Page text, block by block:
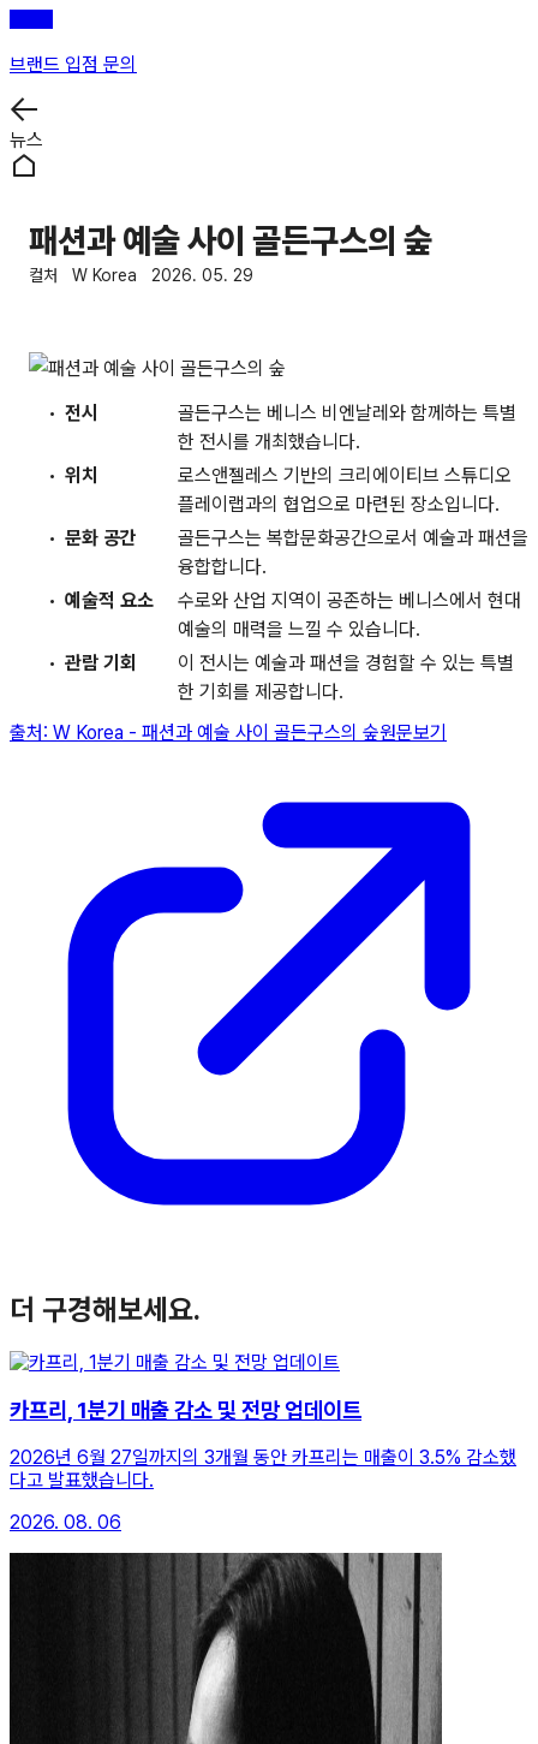
브랜드 입점 문의
뉴스
패션과 예술 사이 골든구스의 숲
컬처 W Korea 2026. 05. 29
전시
골든구스는 베니스 비엔날레와 함께하는 특별
한 전시를 개최했습니다.
위치
로스앤젤레스 기반의 크리에이티브 스튜디오
플레이랩과의 협업으로 마련된 장소입니다.
문화 공간
골든구스는 복합문화공간으로서 예술과 패션을
융합합니다.
예술적 요소
수로와 산업 지역이 공존하는 베니스에서 현대
예술의 매력을 느낄 수 있습니다.
관람 기회
이 전시는 예술과 패션을 경험할 수 있는 특별
한 기회를 제공합니다.
출처: W Korea - 패션과 예술 사이 골든구스의 숲원문보기
더 구경해보세요.
카프리, 1분기 매출 감소 및 전망 업데이트
2026년 6월 27일까지의 3개월 동안 카프리는 매출이 3.5% 감소했
다고 발표했습니다.
2026. 08. 06